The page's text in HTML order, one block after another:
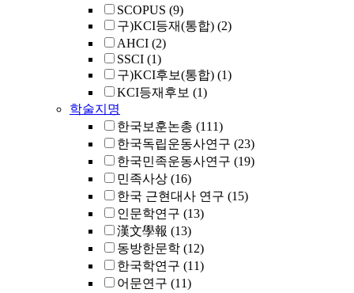
SCOPUS (9)
구)KCI등재(통합) (2)
AHCI (2)
SSCI (1)
구)KCI후보(통합) (1)
KCI등재후보 (1)
학술지명
한국보훈논총 (111)
한국독립운동사연구 (23)
한국민족운동사연구 (19)
민족사상 (16)
한국 근현대사 연구 (15)
인문학연구 (13)
漢文學報 (13)
동방한문학 (12)
한국학연구 (11)
어문연구 (11)